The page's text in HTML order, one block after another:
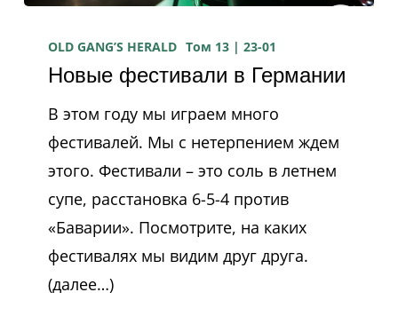
фестивали
Германии
OLD GANG’S HERALD Том 13 | 23-01
Новые фестивали в Германии
В этом году мы играем много
фестивалей. Мы с нетерпением ждем
этого. Фестивали – это соль в летнем
супе, расстановка 6-5-4 против
«Баварии». Посмотрите, на каких
фестивалях мы видим друг друга.
(далее…)